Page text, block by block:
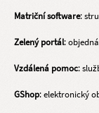
Matriční software:
Zelený portál:
Vzdálená pomoc:
GShop: elektronický